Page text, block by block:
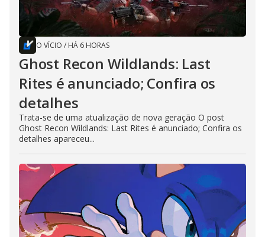
O VÍCIO / HÁ 6 HORAS
Ghost Recon Wildlands: Last
Rites é anunciado; Confira os
detalhes
Trata-se de uma atualização de nova geração O post
Ghost Recon Wildlands: Last Rites é anunciado; Confira os
detalhes apareceu...